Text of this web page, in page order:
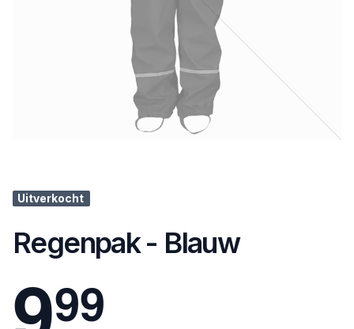
Uitverkocht
Regenpak - Blauw
99